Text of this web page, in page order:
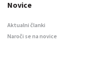
Novice
Aktualni članki
Naroči se na novice